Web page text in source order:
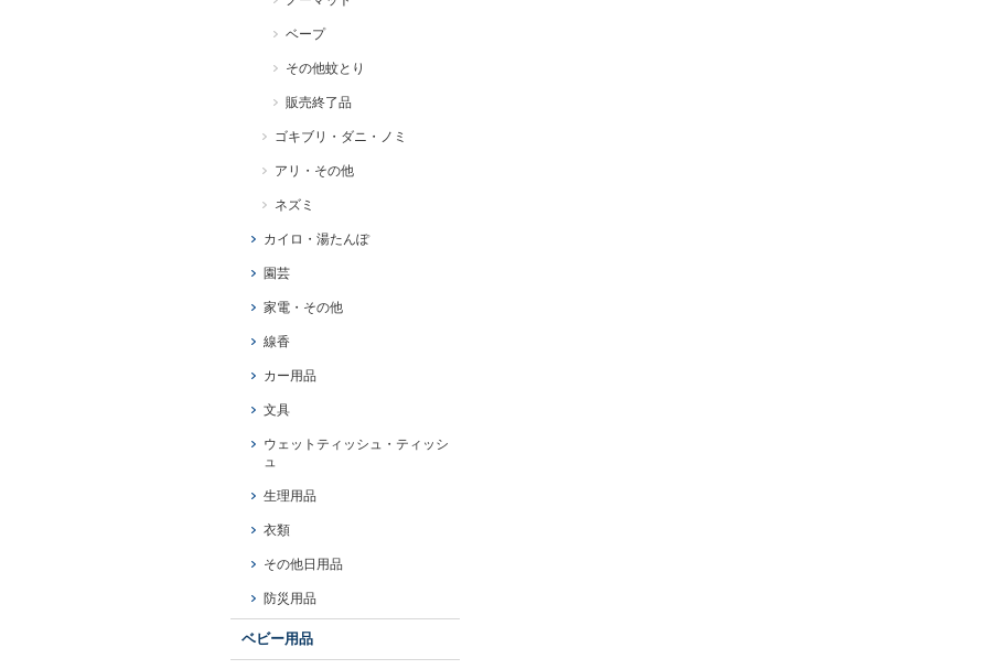
ベープ
その他蚊とり
販売終了品
ゴキブリ・ダニ・ノミ
アリ・その他
ネズミ
カイロ・湯たんぽ
園芸
家電・その他
線香
カー用品
文具
ウェットティッシュ・ティッシ
ュ
生理用品
衣類
その他日用品
防災用品
ベビー用品